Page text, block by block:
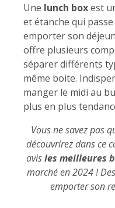
Une lunch boxest
et étanche qui
emporter son
offre plusieurs
séparer différents
même boite.
manger le midi au
plus en plus
Vous ne savez pas
découvrirez dans ce
avisles meilleures
marché en 2024 !
emporter son